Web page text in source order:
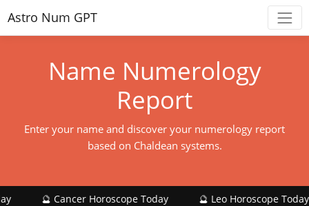
Astro Num GPT
Name Numerology
Report
Enter your name and discover your numerology report
based on Chaldean systems.
🔮 Cancer Horoscope Today 🔮 Leo Horoscope Today